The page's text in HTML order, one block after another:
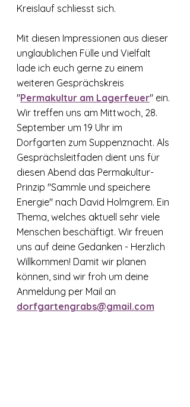
Kreislauf schliesst sich.
Mit diesen Impressionen aus dieser
unglaublichen Fülle und Vielfalt
lade ich euch gerne zu einem
weiteren Gesprächskreis
"Permakultur am Lagerfeuer" ein.
Wir treffen uns am Mittwoch, 28.
September um 19 Uhr im
Dorfgarten zum Suppenznacht. Als
Gesprächsleitfaden dient uns für
diesen Abend das Permakultur-
Prinzip "Sammle und speichere
Energie" nach David Holmgrem. Ein
Thema, welches aktuell sehr viele
Menschen beschäftigt. Wir freuen
uns auf deine Gedanken - Herzlich
Willkommen! Damit wir planen
können, sind wir froh um deine
Anmeldung per Mail an
dorfgartengrabs@gmail.com